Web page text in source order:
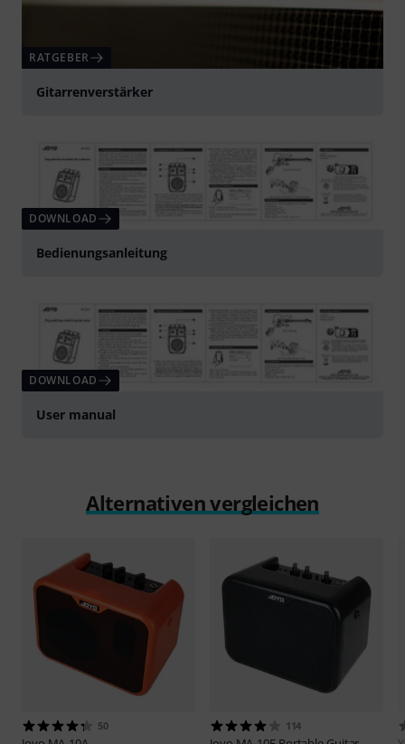
RATGEBER
Gitarrenverstärker
DOWNLOAD
Bedienungsanleitung
DOWNLOAD
User manual
Alternativen vergleichen
50 114